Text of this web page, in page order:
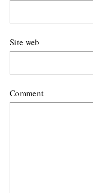
Site web
Comment